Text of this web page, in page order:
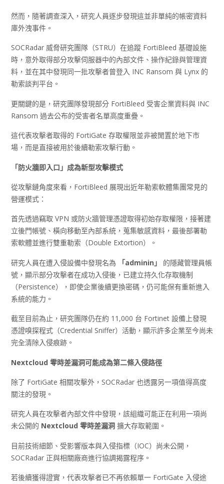
然而，隨著調查深入，研究人員逐步發現這並非單純的帳密資料
庫外洩事件。
SOCRadar 威脅研究團隊（STRU）在追蹤 FortiBleed 基礎設施
時，意外取得部分攻擊伺服器中的內部文件、操作紀錄與管理資
料，並在其中發現同一批攻擊者曾登入 INC Ransom 與 Lynx 的
勒索談判平台。
更關鍵的是，研究團隊發現部分 FortiBleed 受害企業資料與 INC
Ransom 過去公布的受害者名單高度重疊。
這代表攻擊者取得的 FortiGate 存取權限並非被閒置於地下市
場，而是直接被用於後續勒索攻擊行動。
「防火牆即入口」成為新型攻擊模式
從攻擊鏈角度來看，FortiBleed 展現出近年勒索軟體集團常見的
營運模式：
首先透過竊取 VPN 或防火牆管理憑證取得初始存取權限，接著建
立後門帳號、橫向移動至內部系統，蒐集敏感資料，最後部署勒
索軟體並進行雙重勒索（Double Extortion）。
研究人員在遭入侵設備中發現名為 「adminin 」
的隱藏管理員帳
號，顯示部分攻擊者在成功入侵後，已建立持久化存取機制
（Persistence），即使企業後續更換密碼，仍可能保有重新進入
系統的能力。
截至目前為止，研究團隊仍在約 11,000 台 Fortinet 設備上發現
憑證嗅探程式（Credential Sniffer）活動，顯示許多企業至今尚未
完全清除入侵痕跡。
Nextcloud 零時差漏洞可能成為第二條入侵路徑
除了 FortiGate 相關攻擊外，SOCRadar 也透露另一項值得高度
關注的發現。
研究人員在攻擊者內部文件中發現，該組織可能正在利用一項尚
未公開的 Nextcloud 零時差漏洞 擴大存取範圍。
目前技術細節、受影響版本與入侵指標（IOC）尚未公開，
SOCRadar 正與相關廠商進行協調揭露程序。
若後續獲得證實，代表攻擊者已不再依賴單一 FortiGate 入侵途